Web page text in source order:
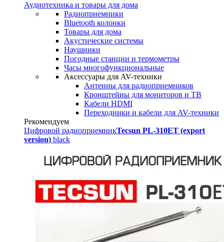
Аудиотехника и товары для дома
Радиоприемники
Bluetooth колонки
Товары для дома
Акустические системы
Наушники
Погодные станции и термометры
Часы многофункциональные
Аксессуары для AV-техники
Антенны для радиоприемников
Кронштейны для мониторов и ТВ
Кабели HDMI
Переходники и кабели для AV-техники
Рекомендуем
Цифровой радиоприемникTecsun PL-310ET (export
version) black